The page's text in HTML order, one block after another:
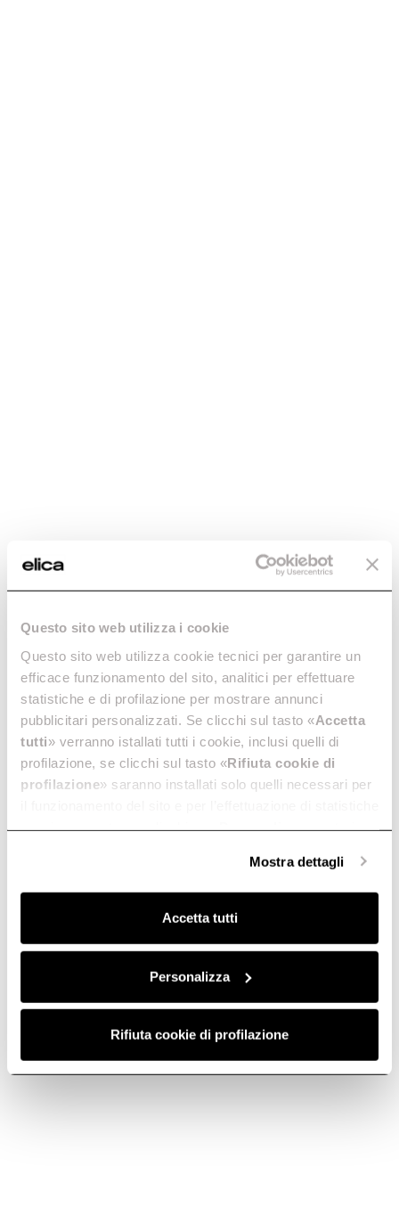
Questo sito web utilizza i cookie
Questo sito web utilizza cookie tecnici per garantire un
efficace funzionamento del sito, analitici per effettuare
statistiche e di profilazione per mostrare annunci
pubblicitari personalizzati. Se clicchi sul tasto «Accetta
tutti» verranno istallati tutti i cookie, inclusi quelli di
profilazione, se clicchi sul tasto «Rifiuta cookie di
profilazione» saranno installati solo quelli necessari per
anonime, mentre se clicchi su «Personalizza», potrai
Clicca quiper visualizzare la cookie policy.
Mostra dettagli
Accetta tutti
Personalizza
Rifiuta cookie di profilazione